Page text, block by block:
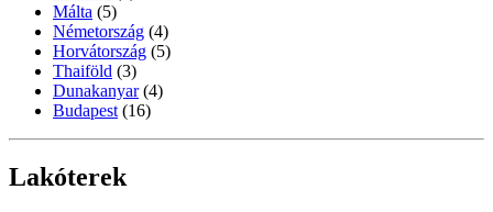
Málta (5)
Németország (4)
Horvátország (5)
Thaiföld (3)
Dunakanyar (4)
Budapest (16)
Lakóterek